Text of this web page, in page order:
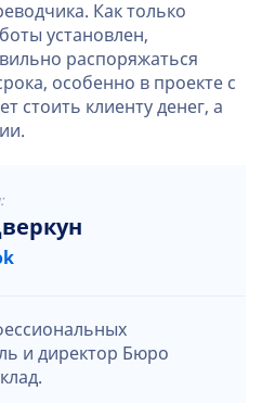
Как только
установлен,
распоряжаться
особенно в проекте с
стоить клиенту денег, а
и директор Бюро